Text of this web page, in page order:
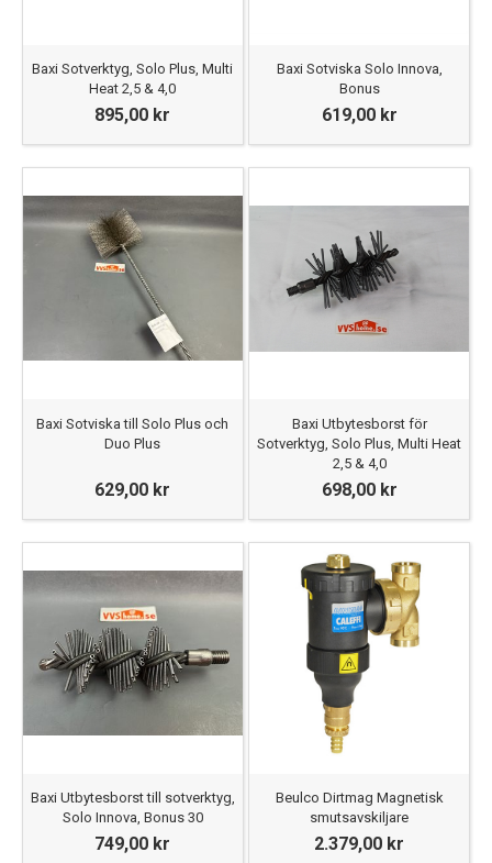
Baxi Sotverktyg, Solo Plus, Multi
Heat 2,5 & 4,0
895,00 kr
Baxi Sotviska Solo Innova,
Bonus
619,00 kr
Baxi Sotviska till Solo Plus och
Duo Plus
629,00 kr
Baxi Utbytesborst för
Sotverktyg, Solo Plus, Multi Heat
2,5 & 4,0
698,00 kr
Baxi Utbytesborst till sotverktyg,
Solo Innova, Bonus 30
749,00 kr
Beulco Dirtmag Magnetisk
smutsavskiljare
2.379,00 kr